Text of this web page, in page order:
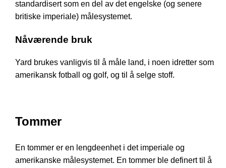
standardisert som en del av det engelske (og senere
britiske imperiale) målesystemet.
Nåværende bruk
Yard brukes vanligvis til å måle land, i noen idretter som
amerikansk fotball og golf, og til å selge stoff.
Tommer
En tommer er en lengdeenhet i det imperiale og
amerikanske målesystemet. En tommer ble definert til å